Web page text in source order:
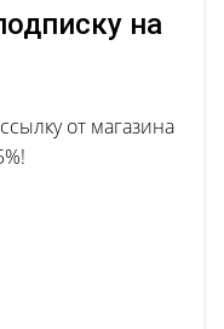
на
от магазина